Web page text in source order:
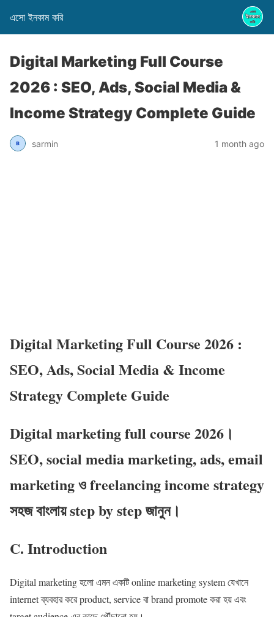
এসো ইনকাম করি
Digital Marketing Full Course
2026 : SEO, Ads, Social Media &
Income Strategy Complete Guide
sarmin 1 month ago
Digital Marketing Full Course 2026 :
SEO, Ads, Social Media & Income
Strategy Complete Guide
Digital marketing full course 2026।
SEO, social media marketing, ads, email
marketing ও freelancing income strategy
সহজ বাংলায় step by step জানুন।
C. Introduction
Digital marketing হলো এমন একটি online marketing system যেখানে
internet ব্যবহার করে product, service বা brand promote করা হয় এবং